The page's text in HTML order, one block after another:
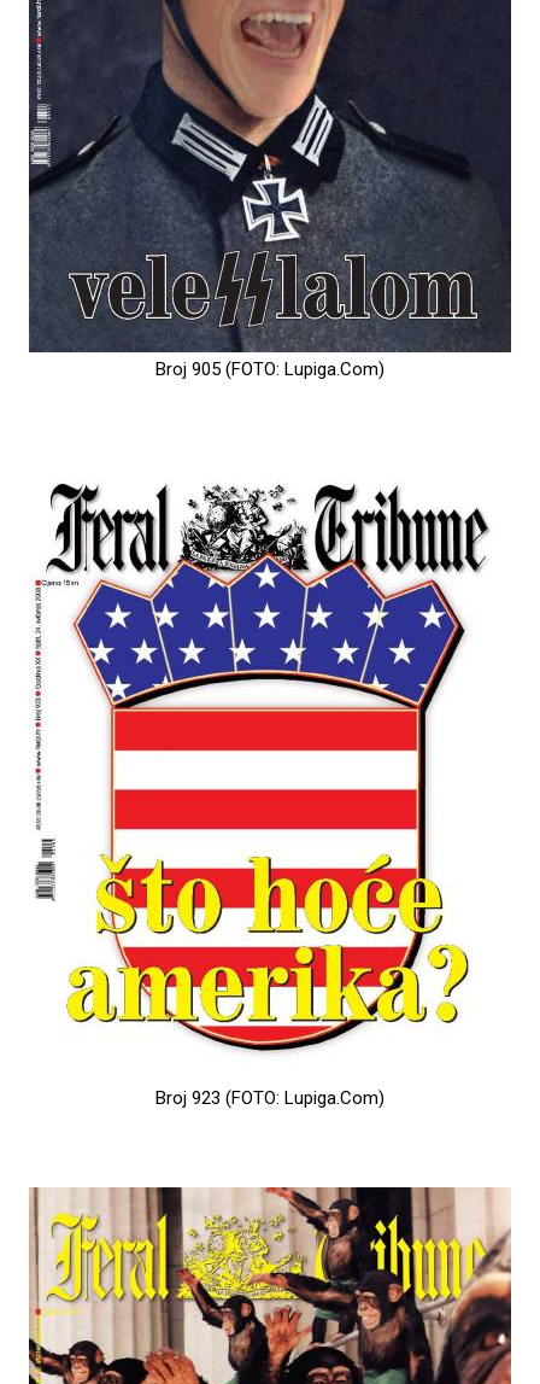
Broj 905 (FOTO: Lupiga.Com)
Broj 923 (FOTO: Lupiga.Com)